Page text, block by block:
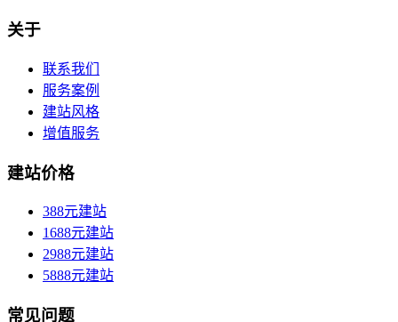
关于
联系我们
服务案例
建站风格
增值服务
建站价格
388元建站
1688元建站
2988元建站
5888元建站
常见问题